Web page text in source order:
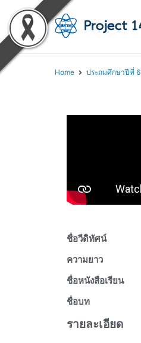
Home ประถมศึกษาปีที่ 6
ชื่อวีดิทัศน์
ความยาว
ชื่อหนังสือเรียน
ชื่อบท
รายละเอียด